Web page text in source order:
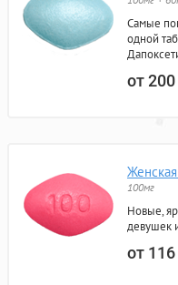
Самые
одной
от 200
100мг
Новые,
девушек
от 116